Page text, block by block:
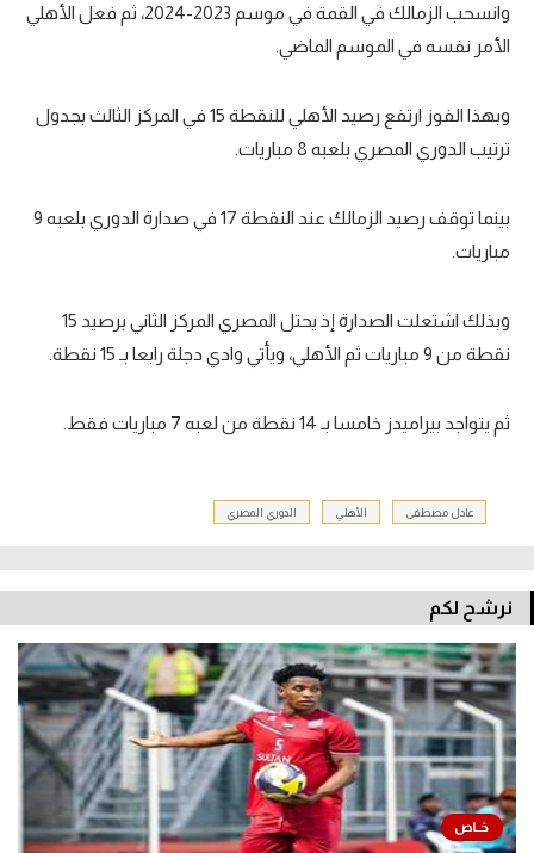
وانسحب الزمالك في القمة في موسم 2023-2024، ثم فعل الأهلي
الأمر نفسه في الموسم الماضي.
وبهذا الفوز ارتفع رصيد الأهلي للنقطة 15 في المركز الثالث بجدول
ترتيب الدوري المصري بلعبه 8 مباريات.
بينما توقف رصيد الزمالك عند النقطة 17 في صدارة الدوري بلعبه 9
مباريات.
وبذلك اشتعلت الصدارة إذ يحتل المصري المركز الثاني برصيد 15
نقطة من 9 مباريات ثم الأهلي، ويأتي وادي دجلة رابعا بـ 15 نقطة.
ثم يتواجد بيراميدز خامسا بـ 14 نقطة من لعبه 7 مباريات فقط.
عادل مصطفى الأهلي الدوري المصري
نرشح لكم